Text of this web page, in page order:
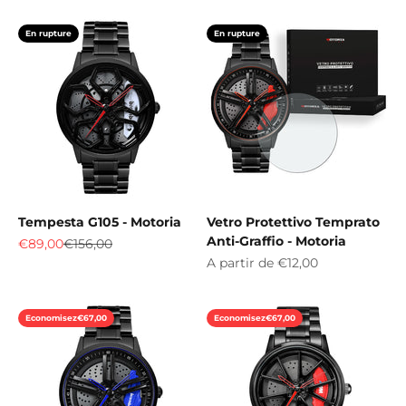
En rupture
Tempesta G105 - Motoria
Prix de vente
€89,00Prix normal
€156,00
En rupture
Vetro Protettivo Temprato
Anti-Graffio - Motoria
Prix de vente
A partir de €12,00
Economisez€67,00 Economisez€67,00